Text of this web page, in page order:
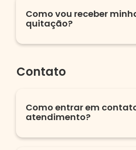
Como vou receber
quitação?
Contato
Como entrar em
atendimento?